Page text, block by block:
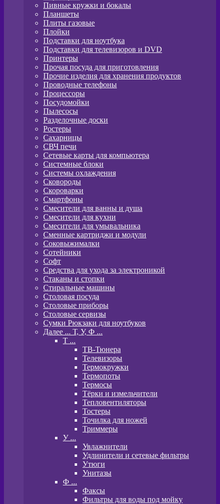
Пивные кружки и бокалы
Планшеты
Плиты газовые
Плойки
Подставки для ноутбука
Подставки для телевизоров и DVD
Принтеры
Прочая посуда для приготовления
Прочие изделия для хранения продуктов
Проводные телефоны
Процессоры
Посудомойки
Пылесосы
Разделочные доски
Ростеры
Сахарницы
СВЧ печи
Сетевые карты для компьютера
Системные блоки
Системы охлаждения
Сковороды
Скороварки
Смартфоны
Смесители для ванны и душа
Смесители для кухни
Смесители для умывальника
Сменные картриджи и модули
Соковыжималки
Сотейники
Софт
Средства для ухода за электроникой
Стаканы и стопки
Стиральные машины
Столовая посуда
Столовые приборы
Столовые сервизы
Сумки Рюкзаки для ноутбуков
Далее ... Т, У, Ф ...
T ...
ТВ-Тюнера
Телевизоры
Термокружки
Термопоты
Термосы
Тёрки и измельчители
Тепловентиляторы
Тостеры
Точилка для ножей
Триммеры
У ...
Увлажнители
Удлинители и сетевые фильтры
Утюги
Унитазы
Ф ...
Факсы
Фильтры для воды под мойку